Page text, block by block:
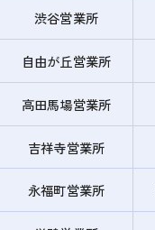
渋谷営業所
自由が丘営業所
高田馬場営業所
吉祥寺営業所
永福町営業所